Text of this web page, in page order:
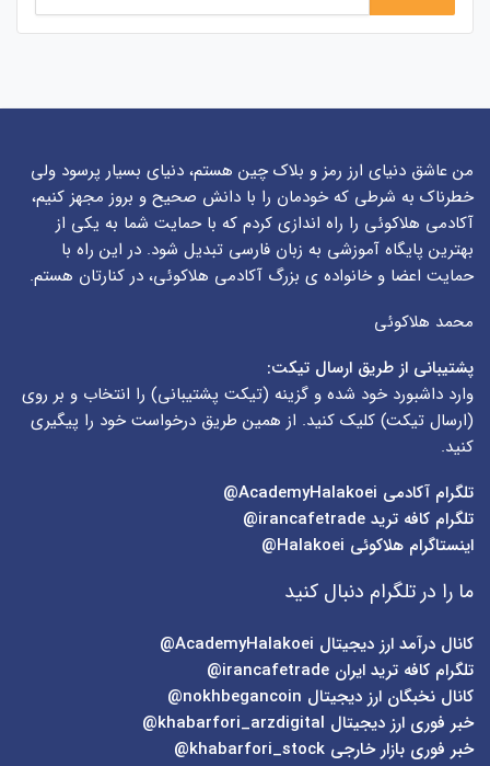
من عاشق دنیای ارز رمز و بلاک چین هستم، دنیای بسیار پرسود ولی
خطرناک به شرطی که خودمان را با دانش صحیح و بروز مجهز کنیم،
آکادمی هلاکوئی را راه اندازی کردم که با حمایت شما به یکی از
بهترین پایگاه آموزشی به زبان فارسی تبدیل شود. در این راه با
حمایت اعضا و خانواده ی بزرگ آکادمی هلاکوئی، در کنارتان هستم.
محمد هلاکوئی
پشتیبانی از طریق ارسال تیکت:
وارد داشبورد خود شده و گزینه (تیکت پشتیبانی) را انتخاب و بر روی
(ارسال تیکت) کلیک کنید. از همین طریق درخواست خود را پیگیری
کنید.
تلگرام آکادمی
تلگرام کافه ترید irancafetrade@
اینستاگرام هلاکوئی Halakoei@
ما را در تلگرام دنبال کنید
کانال درآمد ارز دیجیتال AcademyHalakoei@
تلگرام کافه ترید ایران irancafetrade@
کانال نخبگان ارز دیجیتال nokhbegancoin@
خبر فوری ارز دیجیتال khabarfori_arzdigital@
خبر فوری بازار خارجی khabarfori_stock@